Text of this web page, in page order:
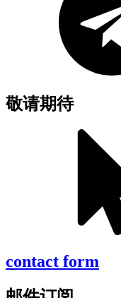
敬请期待
contact form